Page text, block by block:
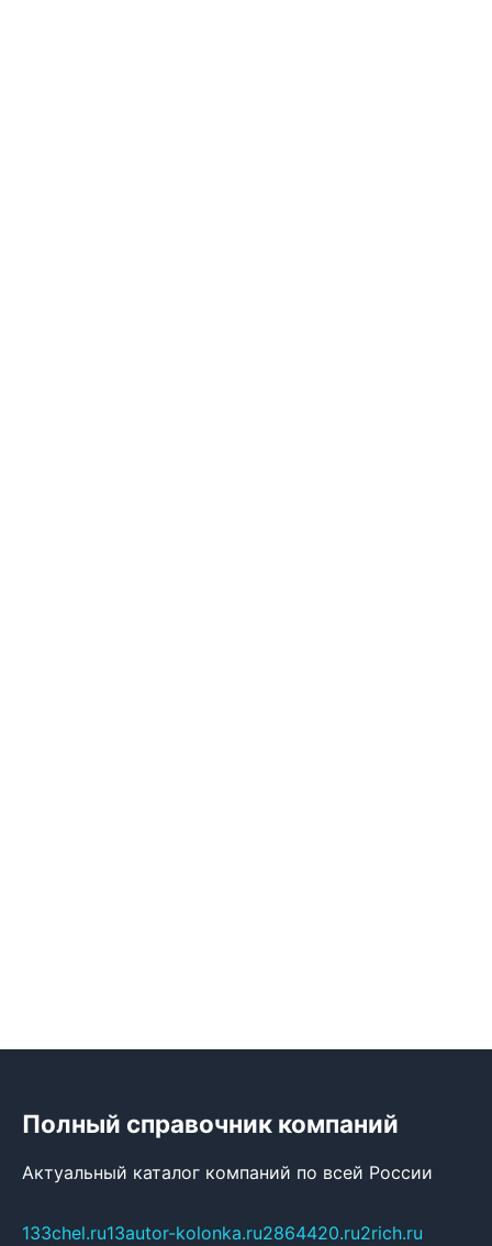
Полный справочник компаний
Актуальный каталог компаний по всей России
133chel.ru13autor-kolonka.ru2864420.ru2rich.ru